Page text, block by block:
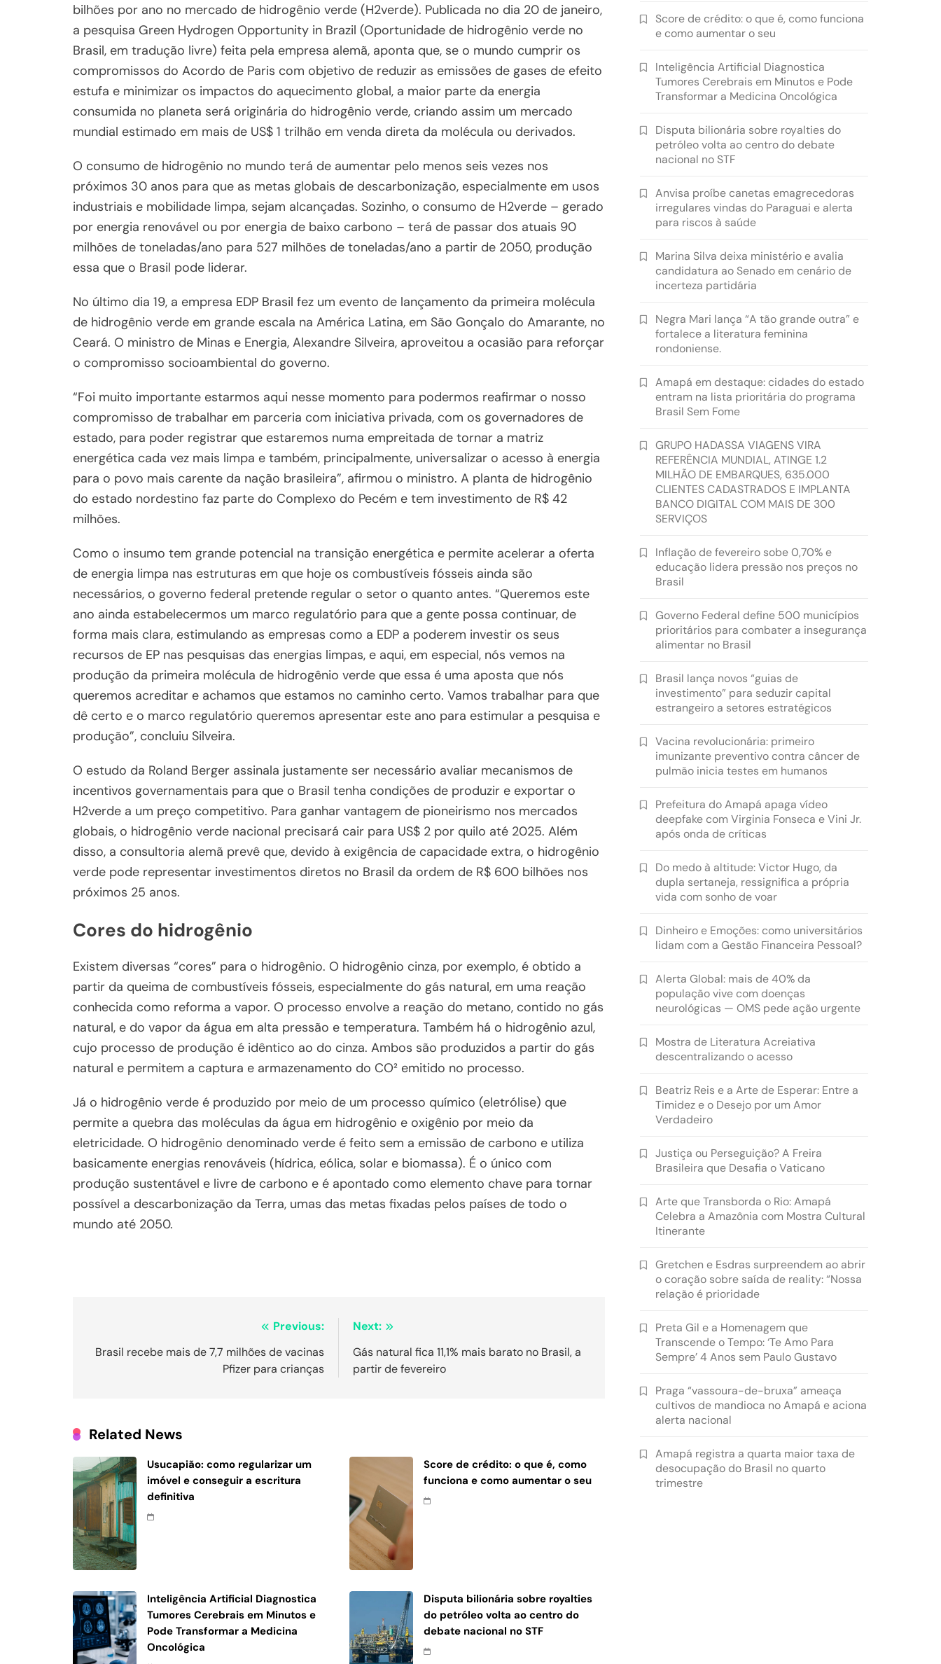
bilhões por ano no mercado de hidrogênio verde (H2verde). Publicada no dia 20 de janeiro,
a pesquisa Green Hydrogen Opportunity in Brazil (Oportunidade de hidrogênio verde no
Brasil, em tradução livre) feita pela empresa alemã, aponta que, se o mundo cumprir os
compromissos do Acordo de Paris com objetivo de reduzir as emissões de gases de efeito
estufa e minimizar os impactos do aquecimento global, a maior parte da energia
consumida no planeta será originária do hidrogênio verde, criando assim um mercado
mundial estimado em mais de US$ 1 trilhão em venda direta da molécula ou derivados.
O consumo de hidrogênio no mundo terá de aumentar pelo menos seis vezes nos
próximos 30 anos para que as metas globais de descarbonização, especialmente em usos
industriais e mobilidade limpa, sejam alcançadas. Sozinho, o consumo de H2verde – gerado
por energia renovável ou por energia de baixo carbono – terá de passar dos atuais 90
milhões de toneladas/ano para 527 milhões de toneladas/ano a partir de 2050, produção
essa que o Brasil pode liderar.
No último dia 19, a empresa EDP Brasil fez um evento de lançamento da primeira molécula
de hidrogênio verde em grande escala na América Latina, em São Gonçalo do Amarante, no
Ceará. O ministro de Minas e Energia, Alexandre Silveira, aproveitou a ocasião para reforçar
o compromisso socioambiental do governo.
“Foi muito importante estarmos aqui nesse momento para podermos reafirmar o nosso
compromisso de trabalhar em parceria com iniciativa privada, com os governadores de
estado, para poder registrar que estaremos numa empreitada de tornar a matriz
energética cada vez mais limpa e também, principalmente, universalizar o acesso à energia
para o povo mais carente da nação brasileira”, afirmou o ministro. A planta de hidrogênio
do estado nordestino faz parte do Complexo do Pecém e tem investimento de R$ 42
milhões.
Como o insumo tem grande potencial na transição energética e permite acelerar a oferta
de energia limpa nas estruturas em que hoje os combustíveis fósseis ainda são
necessários, o governo federal pretende regular o setor o quanto antes. “Queremos este
ano ainda estabelecermos um marco regulatório para que a gente possa continuar, de
forma mais clara, estimulando as empresas como a EDP a poderem investir os seus
recursos de EP nas pesquisas das energias limpas, e aqui, em especial, nós vemos na
produção da primeira molécula de hidrogênio verde que essa é uma aposta que nós
queremos acreditar e achamos que estamos no caminho certo. Vamos trabalhar para que
dê certo e o marco regulatório queremos apresentar este ano para estimular a pesquisa e
produção”, concluiu Silveira.
O estudo da Roland Berger assinala justamente ser necessário avaliar mecanismos de
incentivos governamentais para que o Brasil tenha condições de produzir e exportar o
H2verde a um preço competitivo. Para ganhar vantagem de pioneirismo nos mercados
globais, o hidrogênio verde nacional precisará cair para US$ 2 por quilo até 2025. Além
disso, a consultoria alemã prevê que, devido à exigência de capacidade extra, o hidrogênio
verde pode representar investimentos diretos no Brasil da ordem de R$ 600 bilhões nos
próximos 25 anos.
Cores do hidrogênio
Existem diversas “cores” para o hidrogênio. O hidrogênio cinza, por exemplo, é obtido a
partir da queima de combustíveis fósseis, especialmente do gás natural, em uma reação
conhecida como reforma a vapor. O processo envolve a reação do metano, contido no gás
natural, e do vapor da água em alta pressão e temperatura. Também há o hidrogênio azul,
cujo processo de produção é idêntico ao do cinza. Ambos são produzidos a partir do gás
natural e permitem a captura e armazenamento do CO² emitido no processo.
Já o hidrogênio verde é produzido por meio de um processo químico (eletrólise) que
permite a quebra das moléculas da água em hidrogênio e oxigênio por meio da
eletricidade. O hidrogênio denominado verde é feito sem a emissão de carbono e utiliza
basicamente energias renováveis (hídrica, eólica, solar e biomassa). É o único com
produção sustentável e livre de carbono e é apontado como elemento chave para tornar
possível a descarbonização da Terra, umas das metas fixadas pelos países de todo o
mundo até 2050.
de
Previous:
Brasil recebe mais de 7,7 milhões de vacinas
Pfizer para crianças
Next:
Gás natural fica 11,1% mais barato no Brasil, a
partir de fevereiro
Related News
Usucapião: como regularizar um
imóvel e conseguir a escritura
definitiva
Score de crédito: o que é, como
funciona e como aumentar o seu
Inteligência Artificial Diagnostica
Tumores Cerebrais em Minutos e
Pode Transformar a Medicina
Oncológica
Disputa bilionária sobre royalties
do petróleo volta ao centro do
debate nacional no STF
Score de crédito: o que é, como funciona
e como aumentar o seu
Inteligência Artificial Diagnostica
Tumores Cerebrais em Minutos e Pode
Transformar a Medicina Oncológica
Disputa bilionária sobre royalties do
petróleo volta ao centro do debate
nacional no STF
Anvisa proíbe canetas emagrecedoras
irregulares vindas do Paraguai e alerta
para riscos à saúde
Marina Silva deixa ministério e avalia
candidatura ao Senado em cenário de
incerteza partidária
Negra Mari lança “A tão grande outra” e
fortalece a literatura feminina
rondoniense.
Amapá em destaque: cidades do estado
entram na lista prioritária do programa
Brasil Sem Fome
GRUPO HADASSA VIAGENS VIRA
REFERÊNCIA MUNDIAL, ATINGE 1.2
MILHÃO DE EMBARQUES, 635.000
CLIENTES CADASTRADOS E IMPLANTA
BANCO DIGITAL COM MAIS DE 300
SERVIÇOS
Inflação de fevereiro sobe 0,70% e
educação lidera pressão nos preços no
Brasil
Governo Federal define 500 municípios
prioritários para combater a insegurança
alimentar no Brasil
Brasil lança novos “guias de
investimento” para seduzir capital
estrangeiro a setores estratégicos
Vacina revolucionária: primeiro
imunizante preventivo contra câncer de
pulmão inicia testes em humanos
Prefeitura do Amapá apaga vídeo
deepfake com Virginia Fonseca e Vini Jr.
após onda de críticas
Do medo à altitude: Victor Hugo, da
dupla sertaneja, ressignifica a própria
vida com sonho de voar
Dinheiro e Emoções: como universitários
lidam com a Gestão Financeira Pessoal?
Alerta Global: mais de 40% da
população vive com doenças
neurológicas — OMS pede ação urgente
Mostra de Literatura Acreiativa
descentralizando o acesso
Beatriz Reis e a Arte de Esperar: Entre a
Timidez e o Desejo por um Amor
Verdadeiro
Justiça ou Perseguição? A Freira
Brasileira que Desafia o Vaticano
Arte que Transborda o Rio: Amapá
Celebra a Amazônia com Mostra Cultural
Itinerante
Gretchen e Esdras surpreendem ao abrir
o coração sobre saída de reality: “Nossa
relação é prioridade
Preta Gil e a Homenagem que
Transcende o Tempo: ‘Te Amo Para
Sempre’ 4 Anos sem Paulo Gustavo
Praga “vassoura-de-bruxa” ameaça
cultivos de mandioca no Amapá e aciona
alerta nacional
Amapá registra a quarta maior taxa de
desocupação do Brasil no quarto
trimestre